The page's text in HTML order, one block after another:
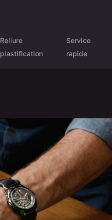
Reliure
plastification
Service
rapide